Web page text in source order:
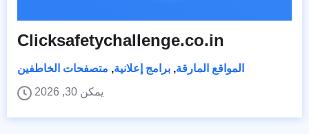
Clicksafetychallenge.co.in
المواقع المارقة, برامج إعلانية, متصفحات الخاطفين
يمكن 30, 2026